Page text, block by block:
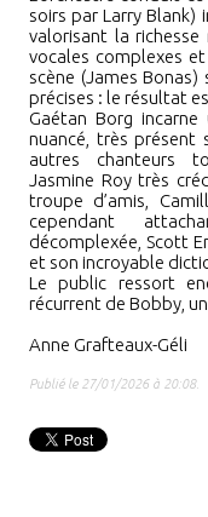
soirs par Larry Blank)
valorisant la richesse
vocales complexes
scène (James
précises : le résultat
Gaétan Borg
nuancé, très présent
autres chanteurs
Jasmine Roy très
troupe d’amis,
cependant
décomplexée, Scott
et son incroyable
Le public ressort
récurrent de Bobby,
Anne Grafteaux-Géli
Publié le 27/01/2026 à 20:08.